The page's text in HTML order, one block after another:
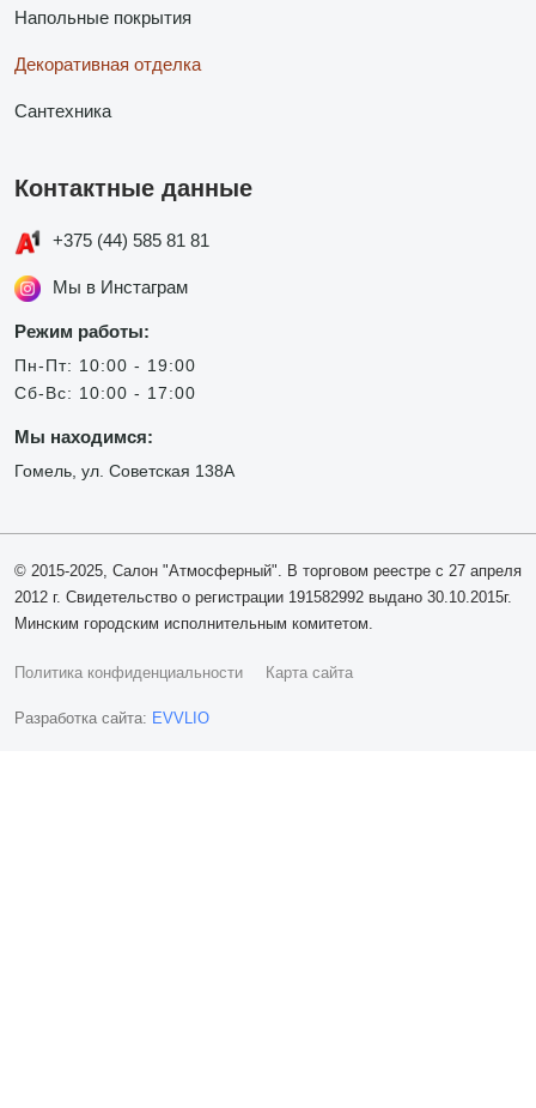
Напольные покрытия
Декоративная отделка
Сантехника
Контактные данные
+375 (44) 585 81 81
Мы в Инстаграм
Режим работы:
Пн-Пт: 10:00 - 19:00
Сб-Вс: 10:00 - 17:00
Мы находимся:
Гомель, ул. Советская 138А
© 2015-2025, Салон "Атмосферный". В торговом реестре с 27 апреля
2012 г. Свидетельство о регистрации 191582992 выдано 30.10.2015г.
Минским городским исполнительным комитетом.
Политика конфиденциальности Карта сайта
Разработка сайта: EVVLIO